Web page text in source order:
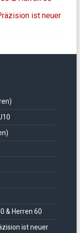
ist neuer
& Herren 60
ist neuer